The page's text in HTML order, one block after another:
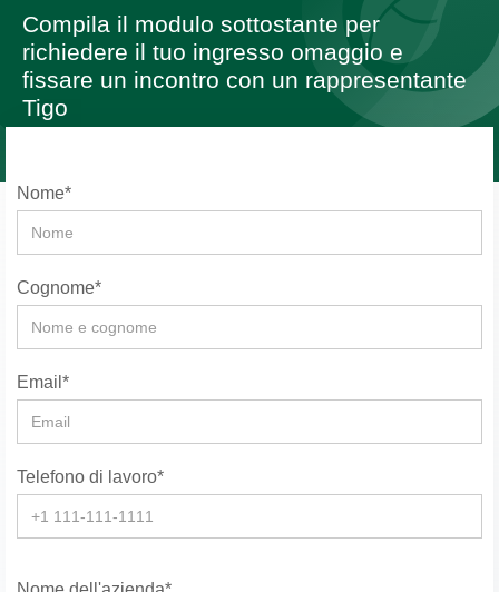
Compila il modulo sottostante per
richiedere il tuo ingresso omaggio e
fissare un incontro con un rappresentante
Tigo
Nome*
Cognome*
Email*
Telefono di lavoro*